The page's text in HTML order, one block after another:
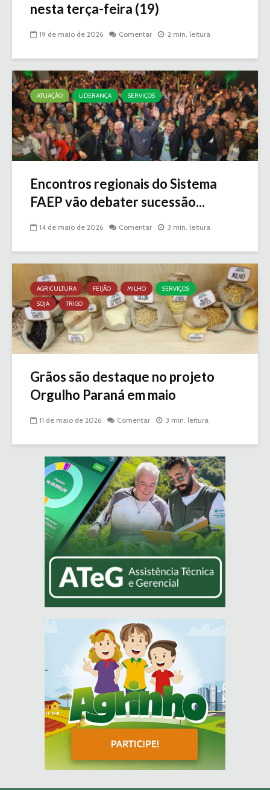
nesta terça-feira (19)
19 de maio de 2026 Comentar 2 min. leitura
ATUAÇÃO LIDERANÇA SERVIÇOS
Encontros regionais do Sistema
FAEP vão debater sucessão...
14 de maio de 2026 Comentar 3 min. leitura
AGRICULTURA FEIJÃO MILHO
SERVIÇOS
SOJA
TRIGO
Grãos são destaque no projeto
Orgulho Paraná em maio
11 de maio de 2026 Comentar 3 min. leitura